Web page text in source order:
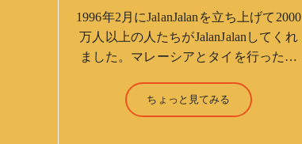
1996年2月にJalanJalanを立ち上げて2000
万人以上の人たちがJalanJalanしてくれ
ました。マレーシアとタイを行ったり
に鼻くそほじりながらやってます。 山
森 淳（Jun Yamamori） 生年月
ちょっと見てみる